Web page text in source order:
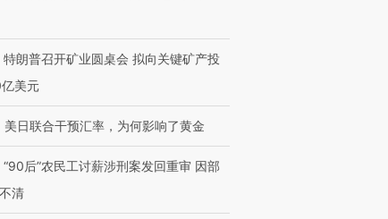
特朗普召开矿业圆桌会 拟向关键矿产投
美元
美日联合干预汇率，为何影响了黄金
“90后”农民工讨薪涉刑案发回重审 因部
清